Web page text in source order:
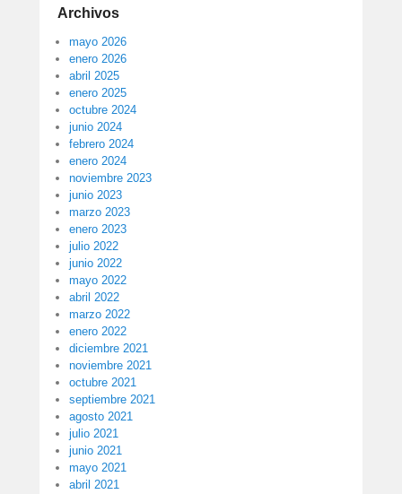
Archivos
mayo 2026
enero 2026
abril 2025
enero 2025
octubre 2024
junio 2024
febrero 2024
enero 2024
noviembre 2023
junio 2023
marzo 2023
enero 2023
julio 2022
junio 2022
mayo 2022
abril 2022
marzo 2022
enero 2022
diciembre 2021
noviembre 2021
octubre 2021
septiembre 2021
agosto 2021
julio 2021
junio 2021
mayo 2021
abril 2021